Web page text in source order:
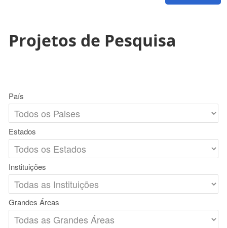
Projetos de Pesquisa
País
Estados
Instituições
Grandes Áreas